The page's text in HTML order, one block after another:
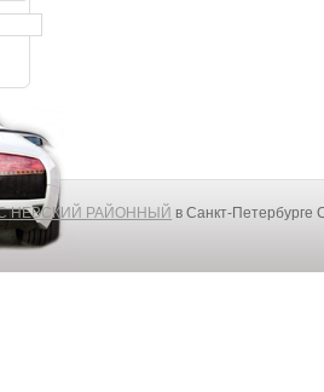
НЕВСКИЙ РАЙОННЫЙ в Санкт-Петербурге